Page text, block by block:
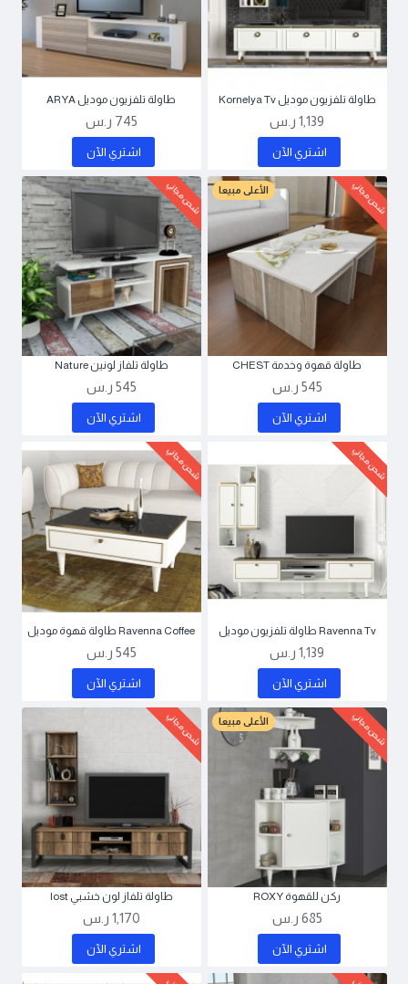
طاولة تلفزيون موديل Kornelya Tv
1,139 ر.س
اشتري اﻵن
طاولة تلفزيون موديل ARYA
745 ر.س
اشتري اﻵن
الأعلى مبيعا شحن مجاني
طاولة قهوة وخدمة CHEST
545 ر.س
اشتري اﻵن
شحن مجاني
طاولة تلفاز لونين Nature
545 ر.س
اشتري اﻵن
شحن مجاني
Ravenna Tv طاولة تلفزيون موديل
1,139 ر.س
اشتري اﻵن
شحن مجاني
Ravenna Coffee طاولة قهوة موديل
545 ر.س
اشتري اﻵن
الأعلى مبيعا شحن مجاني
ركن للقهوة ROXY
685 ر.س
اشتري اﻵن
شحن مجاني
طاولة تلفاز لون خشبي lost
1,170 ر.س
اشتري اﻵن